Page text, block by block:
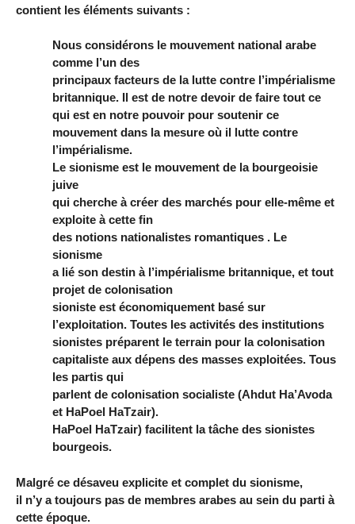
contient les éléments suivants :
Nous considérons le mouvement national arabe
comme l’un des
principaux facteurs de la lutte contre l’impérialisme
britannique. Il est de notre devoir de faire tout ce
qui est en notre pouvoir pour soutenir ce
mouvement dans la mesure où il lutte contre
l’impérialisme.
Le sionisme est le mouvement de la bourgeoisie
juive
qui cherche à créer des marchés pour elle-même et
exploite à cette fin
des notions nationalistes romantiques . Le
sionisme
a lié son destin à l’impérialisme britannique, et tout
projet de colonisation
sioniste est économiquement basé sur
l’exploitation. Toutes les activités des institutions
sionistes préparent le terrain pour la colonisation
capitaliste aux dépens des masses exploitées. Tous
les partis qui
parlent de colonisation socialiste (Ahdut Ha’Avoda
et HaPoel HaTzair).
HaPoel HaTzair) facilitent la tâche des sionistes
bourgeois.
Malgré ce désaveu explicite et complet du sionisme,
il n’y a toujours pas de membres arabes au sein du parti à
cette époque.